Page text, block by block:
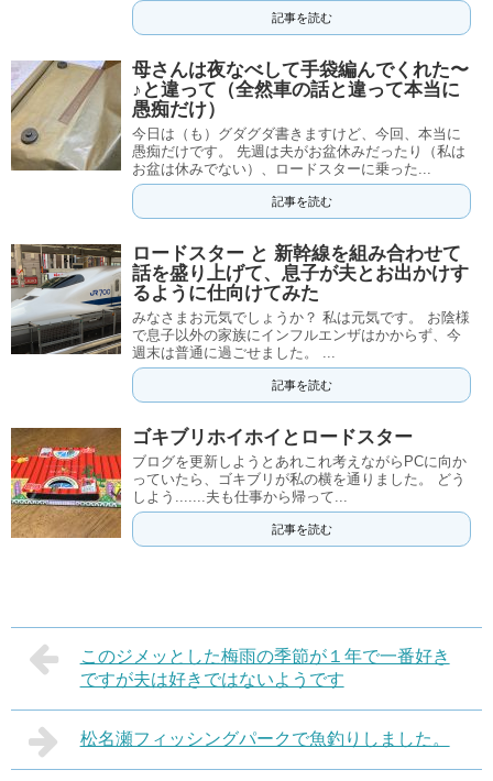
記事を読む
母さんは夜なべして手袋編んでくれた〜
♪と違って（全然車の話と違って本当に
愚痴だけ）
今日は（も）グダグダ書きますけど、今回、本当に
愚痴だけです。 先週は夫がお盆休みだったり（私は
お盆は休みでない）、ロードスターに乗った...
記事を読む
ロードスター と 新幹線を組み合わせて
話を盛り上げて、息子が夫とお出かけす
るように仕向けてみた
みなさまお元気でしょうか？ 私は元気です。 お陰様
で息子以外の家族にインフルエンザはかからず、今
週末は普通に過ごせました。 ...
記事を読む
ゴキブリホイホイとロードスター
ブログを更新しようとあれこれ考えながらPCに向か
っていたら、ゴキブリが私の横を通りました。 どう
しよう.......夫も仕事から帰って...
記事を読む
このジメッとした梅雨の季節が１年で一番好き
ですが夫は好きではないようです
松名瀬フィッシングパークで魚釣りしました。